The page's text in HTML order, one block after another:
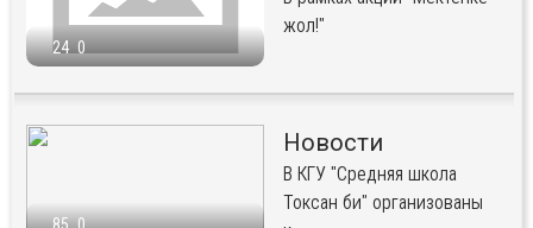
24 0
жол!"
85 0
Новости
В КГУ "Средняя школа
Токсан би" организованы